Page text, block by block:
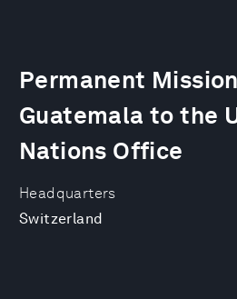
Headquarters
Switzerland
Permanent
Guatemala to the
Nations Office